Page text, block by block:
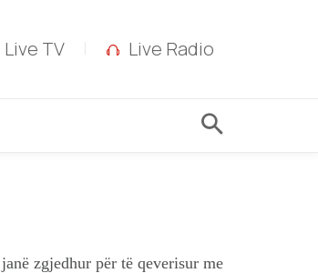
Live TV Live Radio
zgjedhur për të qeverisur me